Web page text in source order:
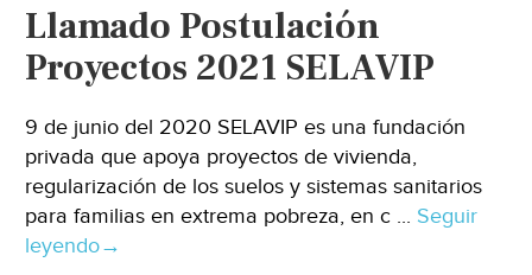
Llamado Postulación
Proyectos 2021 SELAVIP
9 de junio del 2020 SELAVIP es una fundación
privada que apoya proyectos de vivienda,
regularización de los suelos y sistemas sanitarios
para familias en extrema pobreza, en c ... Seguir
leyendo→